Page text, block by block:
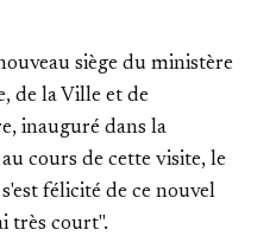
siège du ministère
de la Ville et de
inauguré dans la
cours de cette visite, le
félicité de ce nouvel
très court".